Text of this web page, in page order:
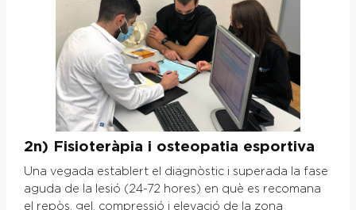
2n) Fisioteràpia i osteopatia esportiva
Una vegada establert el diagnòstic i superada la fase
aguda de la lesió (24-72 hores) en què es recomana
el repòs, gel, compressió i elevació de la zona